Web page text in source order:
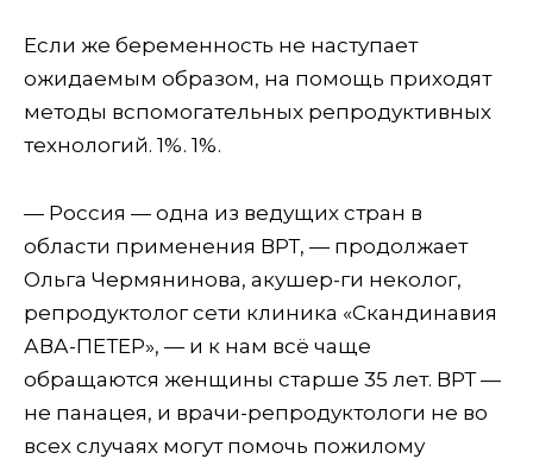
Если же беременность не наступает
ожидаемым образом, на помощь приходят
методы вспомогательных репродуктивных
технологий. 1%. 1%.
— Россия — одна из ведущих стран в
области применения ВРТ, — продолжает
Ольга Чермянинова, акушер-ги неколог,
репродуктолог сети клиника «Скандинавия
АВА-ПЕТЕР», — и к нам всё чаще
обращаются женщины старше 35 лет. ВРТ —
не панацея, и врачи-репродуктологи не во
всех случаях могут помочь пожилому